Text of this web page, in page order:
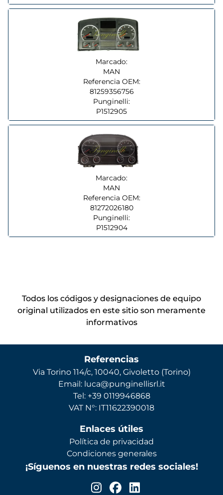
Marcado:
MAN
Referencia OEM:
81259356756
Punginelli:
P1512905
Marcado:
MAN
Referencia OEM:
81272026180
Punginelli:
P1512904
Todos los códigos y designaciones de equipo
original utilizados en este sitio son meramente
informativos
Referencias
Via Torino 114/c, 10040, Givoletto (Torino)
Email: luca@punginellisrl.it
Tel: +39 0119946868
VAT N°: IT11622390018
Enlaces útiles
Política de privacidad
Condiciones generales
¡Síguenos en nuestras redes sociales!